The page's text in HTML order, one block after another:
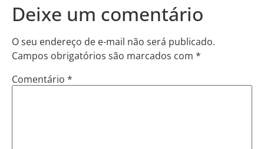
Deixe um comentário
O seu endereço de e-mail não será publicado.
Campos obrigatórios são marcados com *
Comentário *